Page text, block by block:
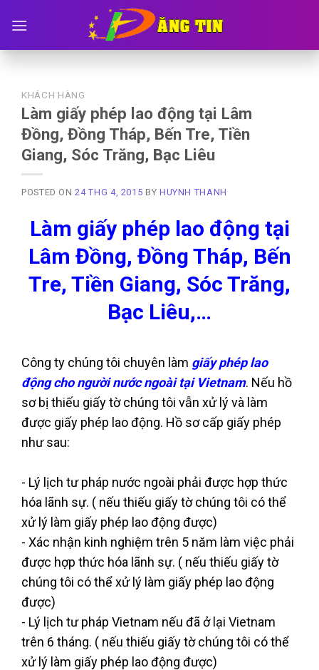
KHÁCH HÀNG
Làm giấy phép lao động tại Lâm
Đồng, Đồng Tháp, Bến Tre, Tiền
Giang, Sóc Trăng, Bạc Liêu
POSTED ON24 THG 4, 2015BY HUYNH THANH
Làm giấy phép lao động tại
Lâm Đồng, Đồng Tháp, Bến
Tre, Tiền Giang, Sóc Trăng,
Bạc Liêu,…
Công ty chúng tôi chuyên làm giấy phép lao
động cho người nước ngoài tại Vietnam. Nếu hồ
sơ bị thiếu giấy tờ chúng tôi vẫn xử lý và làm
được giấy phép lao động. Hồ sơ cấp giấy phép
như sau:
- Lý lịch tư pháp nước ngoài phải được hợp thức
hóa lãnh sự. ( nếu thiếu giấy tờ chúng tôi có thể
xử lý làm giấy phép lao động được)
- Xác nhận kinh nghiệm trên 5 năm làm việc phải
được hợp thức hóa lãnh sự. ( nếu thiếu giấy tờ
chúng tôi có thể xử lý làm giấy phép lao động
được)
- Lý lịch tư pháp Vietnam nếu đã ở lại Vietnam
trên 6 tháng. ( nếu thiếu giấy tờ chúng tôi có thể
xử lý làm giấy phép lao động được)